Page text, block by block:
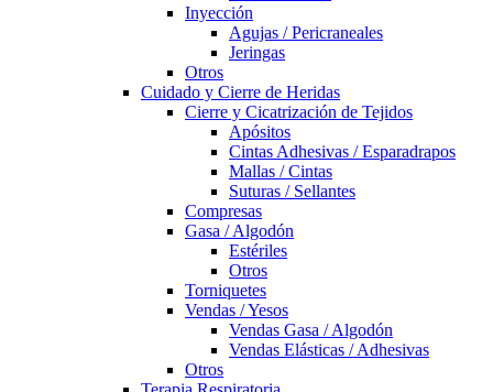
Inyección
Agujas / Pericraneales
Jeringas
Otros
Cuidado y Cierre de Heridas
Cierre y Cicatrización de Tejidos
Apósitos
Cintas Adhesivas / Esparadrapos
Mallas / Cintas
Suturas / Sellantes
Compresas
Gasa / Algodón
Estériles
Otros
Torniquetes
Vendas / Yesos
Vendas Gasa / Algodón
Vendas Elásticas / Adhesivas
Otros